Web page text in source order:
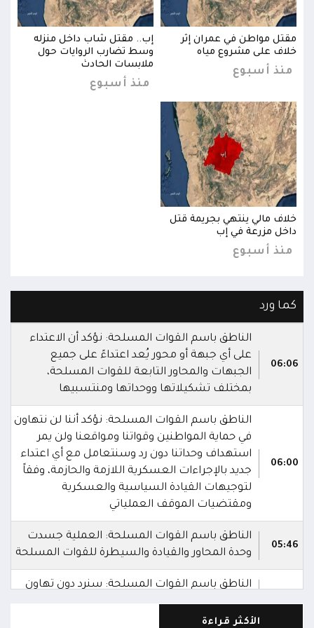
مقتل مواطن في عمران إثر
خلاف على مشروع مياه
منذ أسبوع
إب.. مقتل شاب داخل منزله
وسط تضارب الروايات حول
ملابسات الحادث
منذ أسبوع
خلاف مالي ينتهي بجريمة قتل
داخل مزرعة في إب
منذ أسبوع
كما ورد
06:06
الناطق باسم القوات المسلحة: نؤكد أن الاعتداء
على أي جبهة أو محور يُعد اعتداءً على جميع
الجبهات والمحاور التابعة للقوات المسلحة،
بمختلف تشكيلاتها ووحداتها ومنتسبيها
06:00
الناطق باسم القوات المسلحة: نؤكد أننا لن نتهاون
في حماية المواطنين وقواتنا ومواقعنا ولن يمر
استهداف وحداتنا دون رد وسنتعامل مع أي اعتداء
جديد بالإجراءات العسكرية اللازمة والحازمة، وفقاً
لتوجيهات القيادة السياسية والعسكرية
ومقتضيات الموقف العملياتي
05:46
الناطق باسم القوات المسلحة: العملية جسدت
وحدة المحاور والقيادة والسيطرة للقوات المسلحة
الناطق باسم القوات المسلحة: سنرد دون تهاون
حال استمرت اعتداءات الحوثيين الغادرة
الأكثر قراءة